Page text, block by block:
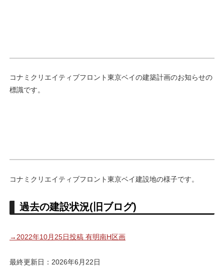
コナミクリエイティブフロント東京ベイの建築計画のお知らせの
標識です。
コナミクリエイティブフロント東京ベイ建設地の様子です。
過去の建設状況(旧ブログ)
→2022年10月25日投稿 有明南H区画
最終更新日：2026年6月22日